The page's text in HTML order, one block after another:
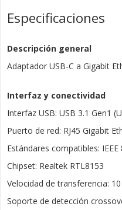
Especificaciones
Descripción general
Adaptador USB-C a Gigabit
Interfaz y conectividad
Interfaz USB: USB 3.1 Gen1
Puerto de red: RJ45 Gigabit
Estándares compatibles:
Chipset: Realtek RTL8153
Velocidad de transferencia:
Soporte de detección